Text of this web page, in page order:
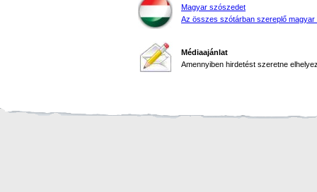
Magyar szószedet
Az összes szótárban szereplő magyar
Médiaajánlat
Amennyiben hirdetést szeretne